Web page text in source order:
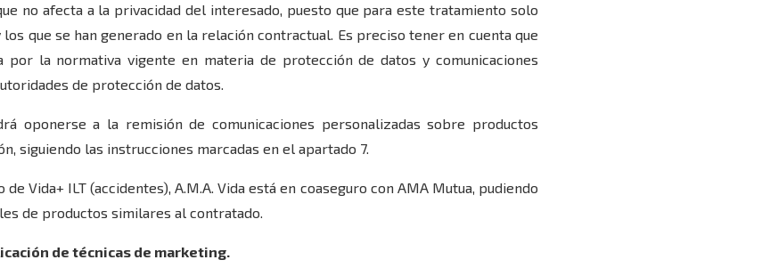
no afecta a la privacidad del interesado, puesto que para este tratamiento solo
que se han generado en la relación contractual. Es preciso tener en cuenta que
la normativa vigente en materia de protección de datos y comunicaciones
de protección de datos.
oponerse a la remisión de comunicaciones personalizadas sobre productos
siguiendo las instrucciones marcadas en el apartado 7.
Vida+ ILT (accidentes), A.M.A. Vida está en coaseguro con AMA Mutua, pudiendo
de productos similares al contratado.
de técnicas de marketing.